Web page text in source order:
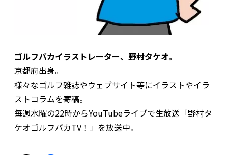
ゴルフバカイラストレーター、野村タケオ。
京都府出身。
様々なゴルフ雑誌やウェブサイト等にイラストやイラ
ストコラムを寄稿。
毎週水曜の22時からYouTubeライブで生放送「野村タ
ケオゴルフバカTV！」を放送中。